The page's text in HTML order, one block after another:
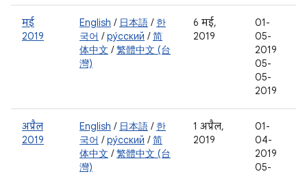
मई
2019
English / 日本語 / 한
국어 /ру́сский /简
体中文 /繁體中文 (台
灣)
6 मई,
2019
01-
05-
2019
05-
05-
2019
अप्रैल
2019
English / 日本語 / 한
국어 /ру́сский /简
体中文 /繁體中文 (台
灣)
1 अप्रैल,
2019
01-
04-
2019
05-